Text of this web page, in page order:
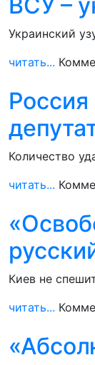
Украинский
читать...
Количество
читать...
Киев не
читать...